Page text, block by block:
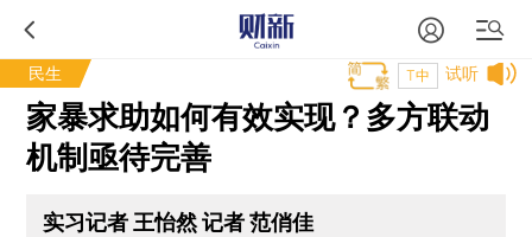
民生 试听
T中
家暴求助如何有效实现？多方联动
机制亟待完善
实习记者 王怡然 记者 范俏佳